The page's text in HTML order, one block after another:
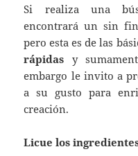
Si realiza una
encontrará un sin
pero esta es de las
rápidas y
embargo le invito a
a su gusto para
creación.
Licue los